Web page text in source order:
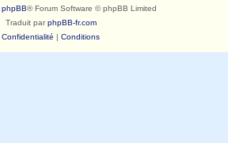
phpBB® Forum Software © phpBB Limited
Traduit parphpBB-fr.com
Confidentialité | Conditions